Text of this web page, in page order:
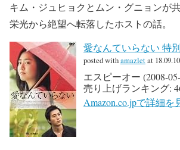
キム・ジュヒョクとムン・グニョンが共
栄光から絶望へ転落したホストの話。
愛なんていらない 特
posted withamazletat 18.09.10
エスピーオー (2008-
売り上げランキング:
Amazon.co.jpで詳細を